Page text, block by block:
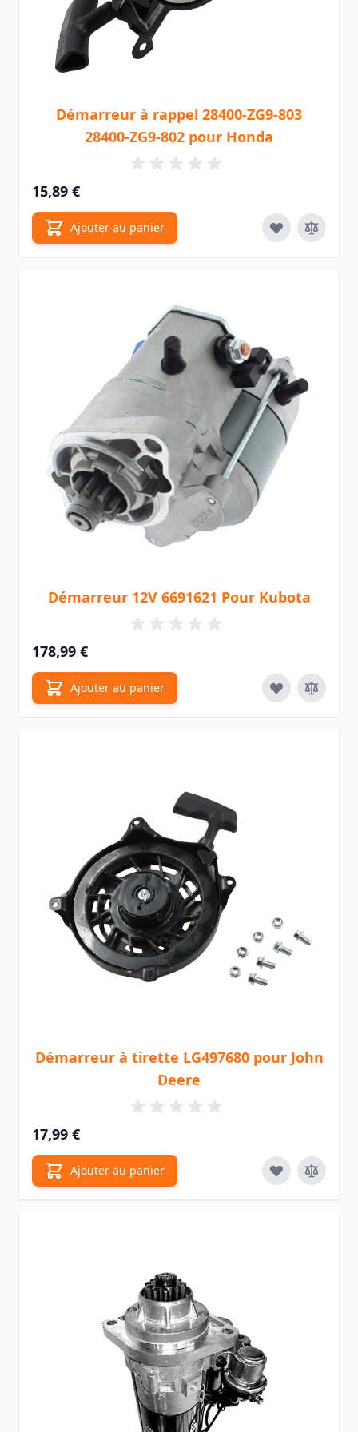
Démarreur à rappel 28400-ZG9-803
28400-ZG9-802 pour Honda
15,89 €
Ajouter au panier
Démarreur 12V 6691621 Pour Kubota
178,99 €
Ajouter au panier
Démarreur à tirette LG497680 pour John
Deere
17,99 €
Ajouter au panier